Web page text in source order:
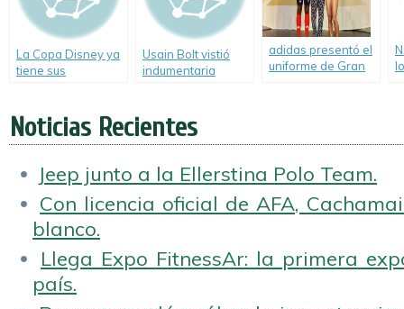
La Copa Disney ya
tiene sus
Usain Bolt vistió
indumentaria
Biodiversidad y
palpita el Mundial
selecciones
africanas
adidas presentó el
uniforme de Gran
Noticias Recientes
Jeep junto a la Ellerstina Polo Team.
Con licencia oficial de AFA,
blanco.
Llega Expo FitnessAr: la primera
país.